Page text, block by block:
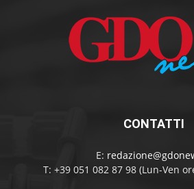
CONTATTI
E:
T: +39 051 082 87 98 (Lun-Ven